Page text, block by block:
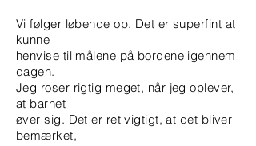
Vi følger løbende op. Det er superfint at
kunne
henvise til målene på bordene igennem
dagen.
Jeg roser rigtig meget, når jeg oplever,
at barnet
øver sig. Det er ret vigtigt, at det bliver
bemærket,